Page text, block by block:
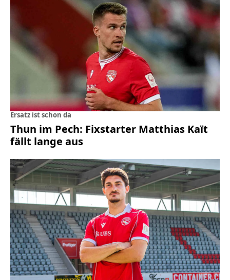
Ersatz ist schon da
Thun im Pech: Fixstarter Matthias Kaït
fällt lange aus